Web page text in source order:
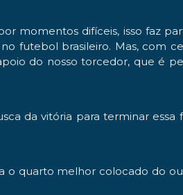
momentos difíceis, isso faz
futebol brasileiro. Mas, com
do nosso torcedor, que é
da vitória para terminar essa
o quarto melhor colocado do